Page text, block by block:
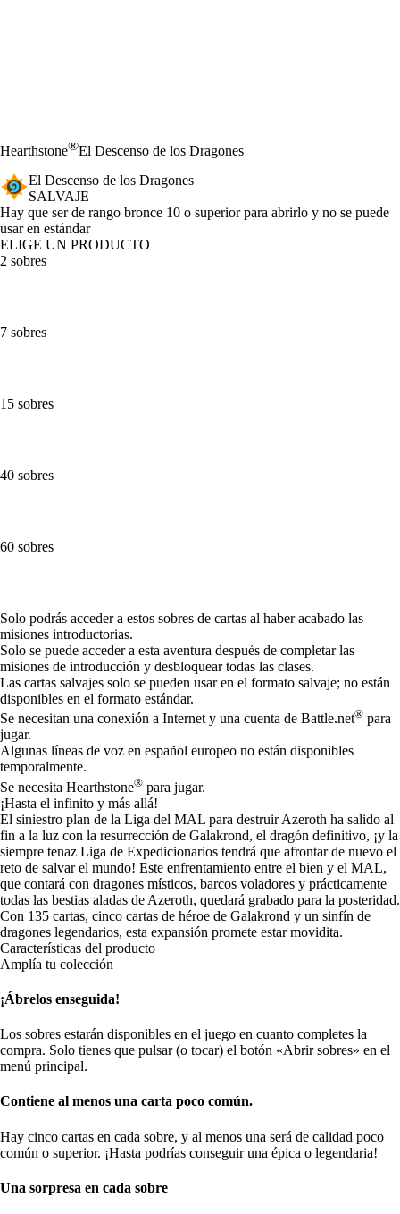
Hearthstone®El Descenso de los Dragones
El Descenso de los Dragones
SALVAJE
Product Notification
Hay que ser de rango bronce 10 o superior para abrirlo y no se puede
usar en estándar
ELIGE UN PRODUCTO
2 sobres
7 sobres
15 sobres
40 sobres
60 sobres
Available actions
Solo podrás acceder a estos sobres de cartas al haber acabado las
misiones introductorias.
Solo se puede acceder a esta aventura después de completar las
misiones de introducción y desbloquear todas las clases.
Las cartas salvajes solo se pueden usar en el formato salvaje; no están
disponibles en el formato estándar.
Se necesitan una conexión a Internet y una cuenta de Battle.net® para
jugar.
Algunas líneas de voz en español europeo no están disponibles
temporalmente.
Se necesita Hearthstone® para jugar.
¡Hasta el infinito y más allá!
El siniestro plan de la Liga del MAL para destruir Azeroth ha salido al
fin a la luz con la resurrección de Galakrond, el dragón definitivo, ¡y la
siempre tenaz Liga de Expedicionarios tendrá que afrontar de nuevo el
reto de salvar el mundo! Este enfrentamiento entre el bien y el MAL,
que contará con dragones místicos, barcos voladores y prácticamente
todas las bestias aladas de Azeroth, quedará grabado para la posteridad.
Con 135 cartas, cinco cartas de héroe de Galakrond y un sinfín de
dragones legendarios, esta expansión promete estar movidita.
Características del producto
Amplía tu colección
¡Ábrelos enseguida!
Los sobres estarán disponibles en el juego en cuanto completes la
compra. Solo tienes que pulsar (o tocar) el botón «Abrir sobres» en el
menú principal.
Contiene al menos una carta poco común.
Hay cinco cartas en cada sobre, y al menos una será de calidad poco
común o superior. ¡Hasta podrías conseguir una épica o legendaria!
Una sorpresa en cada sobre